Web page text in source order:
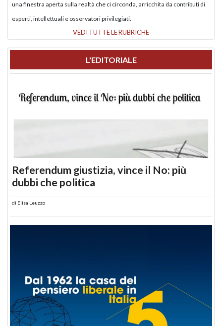
una finestra aperta sulla realtà che ci circonda, arricchita da contributi di
esperti, intellettuali e osservatori privilegiati.
VEDI TUTTE LE RUBRICHE
L'EDITORIALE
Referendum giustizia, vince il No: più
dubbi che politica
di Elisa Leuzzo